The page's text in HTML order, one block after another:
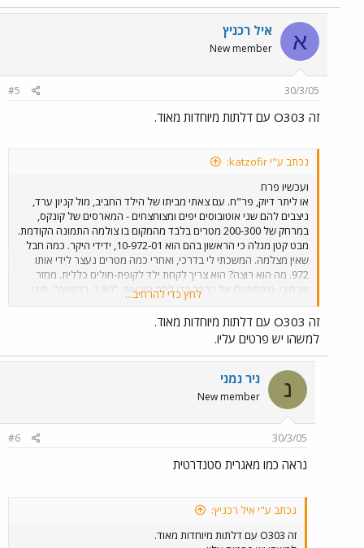
א איל רכניץ
New member
30/3/05
#5
זה O303 עם דלתות מיוחדות מאוד.
נכתב ע"י katzofir:
ועכשיו פרח
או ליתר דיוק, פר"ח. עם צאתי מביתו של הילד החביב, מול קניון ערד,
ניצבים להם שני אוטובוסים יפים ומצוחצחים - המארסים של קונקס,
במרחק של 200-300 מטרים בלבד מהמקום בו צולמה התמונה הקודמת.
מבט קטן מגלה כי הראשון בהם הוא 10-972-01, ידידי היקר. כמה חבל
שאין מצלמה. המשכתי לי בדרכי, ואחרי כמה מטרים נעצר לידי אותו
972. מה הוא רוצה? הוא צריך לקחת ילד לקופת-חולים כללית. ממזר
שכמוני, טיפסתי לי אל הרכב כדי לתת הוראות. "2.30, בבקשה", סינן
הנהג בבדיחות. השבתי לי בנועם, וכמובן פיארתי את שם הפורום.
ו-ח'4 של בית הספר נופרים השאירו אחריהם זוהמה נוראית. אחרי
כ-500 מטרים הגיעונו אל הכניסה לחניון הקופה. האוטובוס נעצר, כמה
נפלא, ממש כמה מטרים מהנקודה בה צילמתי אותו לראשונה באותו
הבוקר. "תודה לך, אדון נהג". ירדתי מן הרכב, והמשכתי לי בדרכי. החל
מערב זה נתי-אקספרס וסופרבוס הן החברות היחידות שבהן טרם
נסעתי, ונוכח השביתה הכאובה בבירת הנגב, גם זאת לא לזמן רב. וכדי
לא לאכזב את החושקים בפרחים - תמונה שכבר העליתי לפני כמה
שבועות - 303 מוגמר עם איריס שחום. בברכת אל-אל-ישראל (עוד צריך
לחץ כדי להרחיב...
זה O303 עם דלתות מיוחדות מאוד.
למשהו יש פרטים עליו.
נ ניר נמני
New member
30/3/05
#6
נראה כמו מאגרית סטנדרטית
נכתב ע"י איל רכניץ:
זה O303 עם דלתות מיוחדות מאוד.